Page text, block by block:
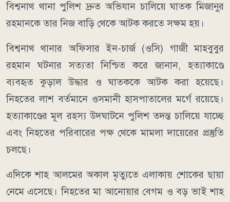
বিশ্বনাথ থানা পুলিশ দ্রুত অভিযান চালিয়ে ঘাতক মিজানুর
রহমানকে তার নিজ বাড়ি থেকে আটক করতে সক্ষম হয়।
বিশ্বনাথ থানার অফিসার ইন-চার্জ (ওসি) গাজী মাহবুবুর
রহমান ঘটনার সত্যতা নিশ্চিত করে জানান, হত্যাকাণ্ডে
ব্যবহৃত কুড়াল উদ্ধার ও ঘাতককে আটক করা হয়েছে।
নিহতের লাশ বর্তমানে ওসমানী হাসপাতালের মর্গে রয়েছে।
হত্যাকাণ্ডের মূল রহস্য উদঘাটনে পুলিশ তদন্ত চালিয়ে যাচ্ছে
এবং নিহতের পরিবারের পক্ষ থেকে মামলা দায়েরের প্রস্তুতি
চলছে।
এদিকে শাহ আলমের অকাল মৃত্যুতে এলাকায় শোকের ছায়া
নেমে এসেছে। নিহতের মা আনোয়ার বেগম ও বড় ভাই শাহ